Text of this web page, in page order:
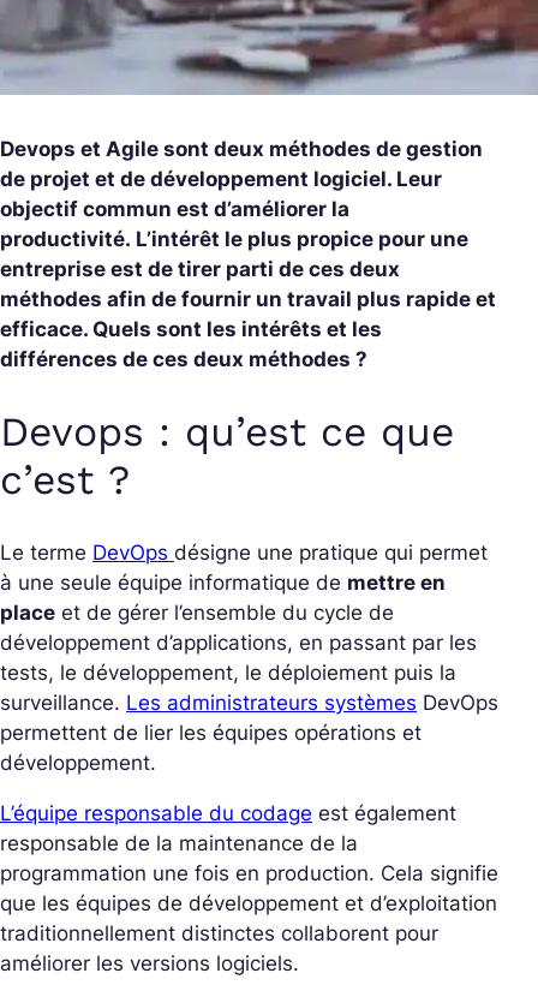
Devops et Agile sont deux méthodes de gestion
de projet et de développement logiciel. Leur
objectif commun est d’améliorer la
productivité. L’intérêt le plus propice pour une
entreprise est de tirer parti de ces deux
méthodes afin de fournir un travail plus rapide et
efficace. Quels sont les intérêts et les
différences de ces deux méthodes ?
Devops : qu’est ce que
c’est ?
Le terme DevOps désigne une pratique qui permet
à une seule équipe informatique de mettre en
place et de gérer l’ensemble du cycle de
développement d’applications, en passant par les
tests, le développement, le déploiement puis la
surveillance. Les administrateurs systèmes DevOps
permettent de lier les équipes opérations et
développement.
L’équipe responsable du codage est également
responsable de la maintenance de la
programmation une fois en production. Cela signifie
que les équipes de développement et d’exploitation
traditionnellement distinctes collaborent pour
améliorer les versions logiciels.